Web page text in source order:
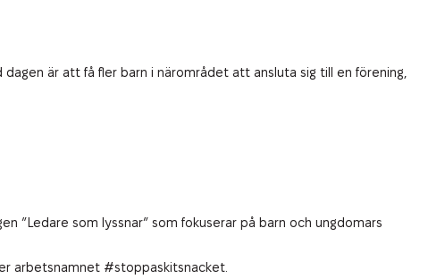
är att få fler barn i närområdet att ansluta sig till en förening,
”Ledare som lyssnar” som fokuserar på barn och ungdomars
arbetsnamnet #stoppaskitsnacket.